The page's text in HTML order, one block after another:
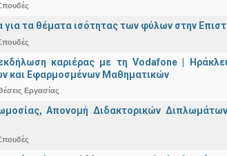
για τα θέματα ισότητας των φύλων στην
καριέρας με τη Vodafone |
και Εφαρμοσμένων Μαθηματικών
Εργασίας
Απονομή Διδακτορικών